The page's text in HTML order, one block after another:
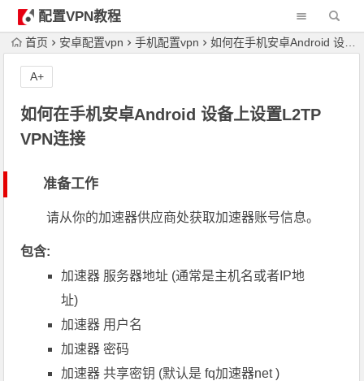
配置VPN教程
首页 安卓配置vpn 手机配置vpn 如何在手机安卓Android 设备上设置L2TP VPN连接
如何在手机安卓Android 设备上设置L2TP
VPN连接
A+
准备工作
请从你的加速器供应商处获取加速器账号信息。
包含:
加速器 服务器地址 (通常是主机名或者IP地
址)
加速器 用户名
加速器 密码
加速器 共享密钥 (默认是 fq加速器net )